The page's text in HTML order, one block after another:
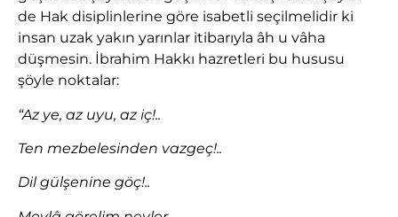
de Hak disiplinlerine göre isabetli seçilmelidir ki
insan uzak yakın yarınlar itibarıyla âh u vâha
düşmesin. İbrahim Hakkı hazretleri bu hususu
şöyle noktalar:
“Az ye, az uyu, az iç!..
Ten mezbelesinden vazgeç!..
Dil gülşenine göç!..